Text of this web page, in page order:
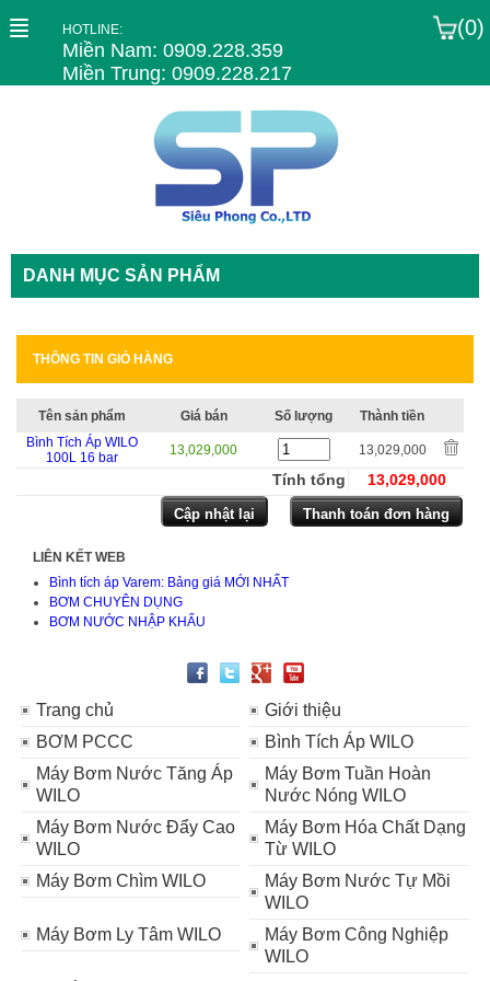
HOTLINE:
Miền Nam: 0909.228.359
Miền Trung: 0909.228.217
(0)
DANH MỤC SẢN PHẨM
THÔNG TIN GIỎ HÀNG
Tên sản phẩm Giá bán Số lượng
Thành tiền
Bình Tích Áp WILO
100L 16 bar
13,029,000 13,029,000
Tính tổng 13,029,000
LIÊN KẾT WEB
Bình tích áp Varem: Bảng giá MỚI NHẤT
BƠM CHUYÊN DỤNG
BƠM NƯỚC NHẬP KHẨU
Trang chủ
Giới thiệu
BƠM PCCC
Bình Tích Áp WILO
Máy Bơm Nước Tăng Áp
WILO
Máy Bơm Tuần Hoàn
Nước Nóng WILO
Máy Bơm Nước Đẩy Cao
WILO
Máy Bơm Hóa Chất Dạng
Từ WILO
Máy Bơm Chìm WILO
Máy Bơm Nước Tự Mồi
WILO
Máy Bơm Ly Tâm WILO
Máy Bơm Công Nghiệp
WILO